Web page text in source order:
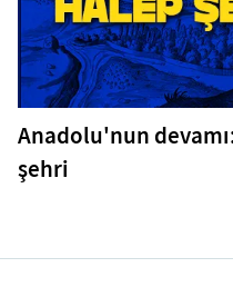
Anadolu'nun
şehri